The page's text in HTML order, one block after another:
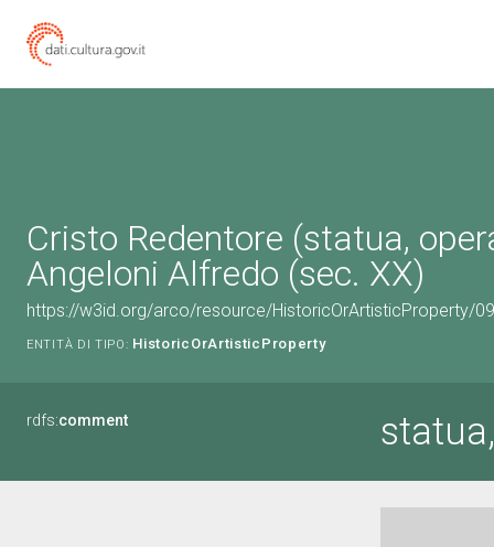
Cristo Redentore (statua,
Angeloni Alfredo (sec. XX)
https://w3id.org/arco/resource/HistoricOrArtisticProperty/
ENTITÀ DI TIPO: HistoricOrArtisticProperty
rdfs:comment